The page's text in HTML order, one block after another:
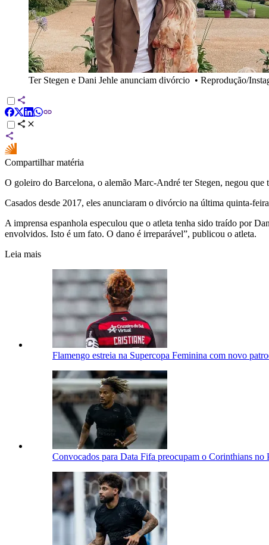
Ter Stegen e Dani Jehle anunciam divórcio • Reprodução/
Compartilhar matéria
O goleiro do Barcelona, o alemão Marc-André ter Stegen, negou que
Casados desde 2017, eles anunciaram o divórcio na última quinta-
A imprensa espanhola especulou que o atleta tenha sido traído por
envolvidos. Isto é um fato. O dano é irreparável”, publicou o atleta.
Leia mais
Flamengo estreia na Supercopa Feminina com novo
Convocados para Data Fifa preocupam o Corinthians no